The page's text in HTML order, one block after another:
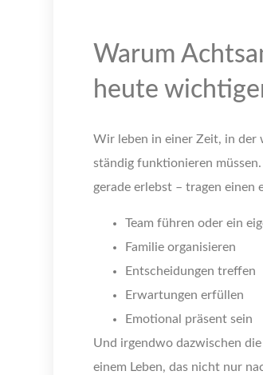
Warum
heute
Wir leben in einer Zeit, in der
ständig funktionieren
gerade erlebst – tragen einen
Team führen oder ein
Familie organisieren
Entscheidungen treffen
Erwartungen erfüllen
Emotional präsent sein
Und irgendwo dazwischen
einem Leben, das nicht nur